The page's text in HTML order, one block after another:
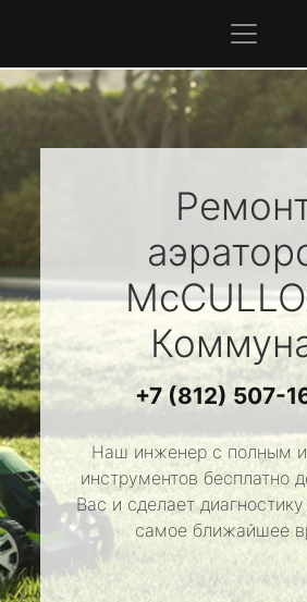
+7 (812) 507-
Наш инженер с полным
инструментов бесплатно
Вас и сделает
самое ближайшее